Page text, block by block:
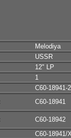
Melodiya
USSR
12" LP
1
C60-
С60-18941
С60-18942
С60-18941/